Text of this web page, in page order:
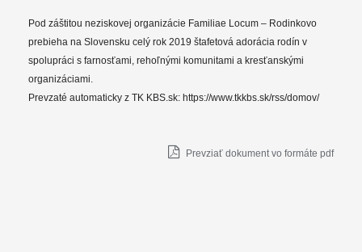
Pod záštitou neziskovej organizácie Familiae Locum – Rodinkovo
prebieha na Slovensku celý rok 2019 štafetová adorácia rodín v
spolupráci s farnosťami, rehoľnými komunitami a kresťanskými
organizáciami.
Prevzaté automaticky z TK KBS.sk: https://www.tkkbs.sk/rss/domov/
Prevziať dokument vo formáte pdf